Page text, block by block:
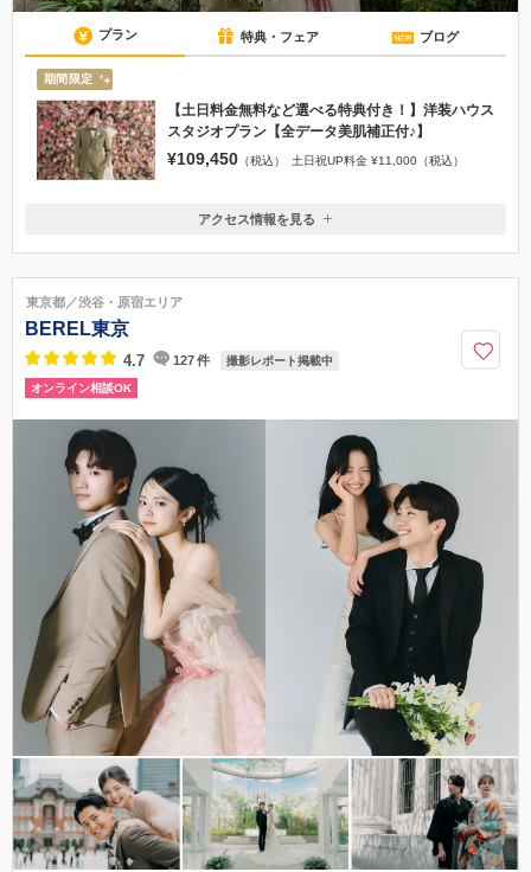
プラン 特典・フェア ブログ
期間限定
【土日料金無料など選べる特典付き！】洋装ハウス
スタジオプラン【全データ美肌補正付♪】
¥109,450 （税込） 土日祝UP料金 ¥11,000（税込）
東京都渋谷区渋谷1−7−7住友不動産青山通ビル12F
線・千代田線・半蔵門線「表参道駅」より徒歩10分
アクセス情報を見る
東京都／渋谷・原宿エリア
BEREL東京
4.7 127件 撮影レポート掲載中
オンライン相談OK